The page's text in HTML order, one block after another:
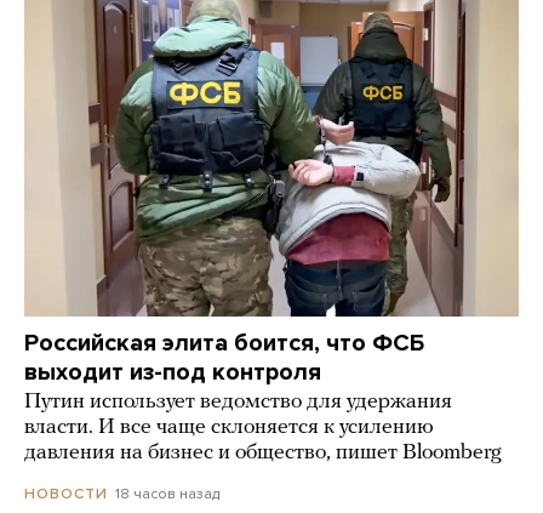
Российская элита боится, что ФСБ
выходит из-под контроля
Путин использует ведомство для удержания
власти. И все чаще склоняется к усилению
давления на бизнес и общество, пишет Bloomberg
НОВОСТИ 18 часов назад